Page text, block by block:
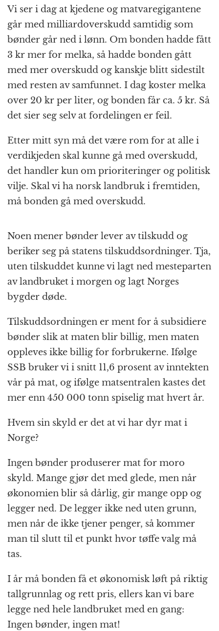
Vi ser i dag at kjedene og matvare­gigantene
går med milliard­overskudd samtidig som
bønder går ned i lønn. Om bonden hadde fått
3 kr mer for melka, så hadde bonden gått
med mer overskudd og kanskje blitt sidestilt
med resten av samfunnet. I dag koster melka
over 20 kr per liter, og bonden får ca. 5 kr. Så
det sier seg selv at fordelingen er feil.
Etter mitt syn må det være rom for at alle i
verdi­kjeden skal kunne gå med overskudd,
det handler kun om prioriteringer og politisk
vilje. Skal vi ha norsk landbruk i fremtiden,
må bonden gå med overskudd.
Noen mener bønder lever av tilskudd og
beriker seg på statens tilskudds­ordninger. Tja,
uten tilskuddet kunne vi lagt ned mesteparten
av landbruket i morgen og lagt Norges
bygder døde.
Tilskuddsordningen er ment for å subsidiere
bønder slik at maten blir billig, men maten
oppleves ikke billig for forbrukerne. Ifølge
SSB bruker vi i snitt 11,6 prosent av inntekten
vår på mat, og ifølge mat­sentralen kastes det
mer enn 450 000 tonn spiselig mat hvert år.
Hvem sin skyld er det at vi har dyr mat i
Norge?
Ingen bønder produserer mat for moro
skyld. Mange gjør det med glede, men når
økonomien blir så dårlig, gir mange opp og
legger ned. De legger ikke ned uten grunn,
men når de ikke tjener penger, så kommer
man til slutt til et punkt hvor tøffe valg må
tas.
I år må bonden få et økonomisk løft på riktig
tall­grunnlag og rett pris, ellers kan vi bare
legge ned hele landbruket med en gang:
Ingen bønder, ingen mat!